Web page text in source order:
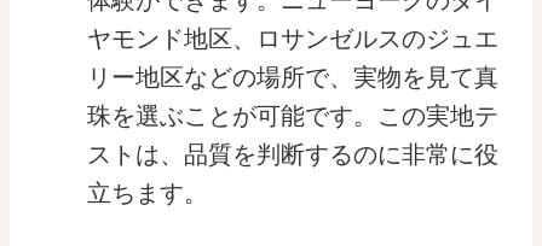
ヤモンド地区、ロサンゼルスのジュエ
リー地区などの場所で、実物を見て真
珠を選ぶことが可能です。この実地テ
ストは、品質を判断するのに非常に役
立ちます。